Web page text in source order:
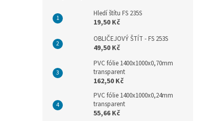
Hledí štítu FS 235S
19,50 Kč
OBLIČEJOVÝ ŠTÍT - FS 253S
49,50 Kč
PVC fólie 1400x1000x0,70mm
transparent
162,50 Kč
PVC fólie 1400x1000x0,24mm
transparent
55,66 Kč